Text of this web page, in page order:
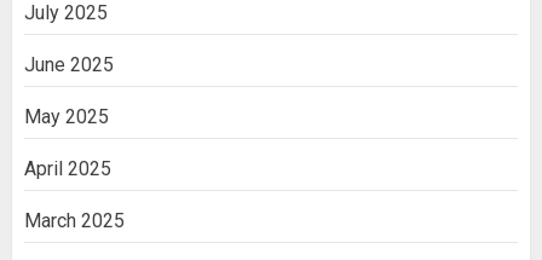
July 2025
June 2025
May 2025
April 2025
March 2025